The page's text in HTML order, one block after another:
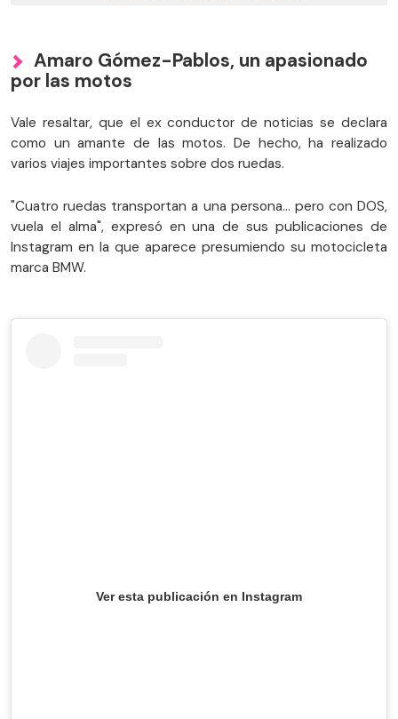
Amaro Gómez-Pablos, un apasionado
por las motos
Vale resaltar, que el ex conductor de noticias se declara
como un amante de las motos. De hecho, ha realizado
varios viajes importantes sobre dos ruedas.
"Cuatro ruedas transportan a una persona… pero con DOS,
vuela el alma", expresó en una de sus publicaciones de
Instagram en la que aparece presumiendo su motocicleta
marca BMW.
Ver esta publicación en Instagram